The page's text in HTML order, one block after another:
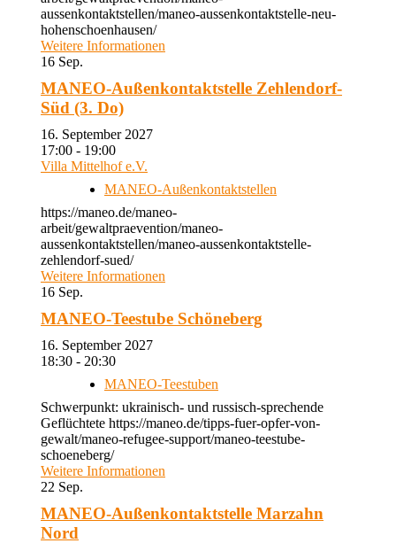
aussenkontaktstellen/maneo-aussenkontaktstelle-neu-
hohenschoenhausen/
Weitere Informationen
16 Sep.
MANEO-Außenkontaktstelle Zehlendorf-
Süd (3. Do)
16. September 2027
17:00 - 19:00
Villa Mittelhof e.V.
MANEO-Außenkontaktstellen
https://maneo.de/maneo-
arbeit/gewaltpraevention/maneo-
aussenkontaktstellen/maneo-aussenkontaktstelle-
zehlendorf-sued/
Weitere Informationen
16 Sep.
MANEO-Teestube Schöneberg
16. September 2027
18:30 - 20:30
MANEO-Teestuben
Schwerpunkt: ukrainisch- und russisch-sprechende
Geflüchtete https://maneo.de/tipps-fuer-opfer-von-
gewalt/maneo-refugee-support/maneo-teestube-
schoeneberg/
Weitere Informationen
22 Sep.
MANEO-Außenkontaktstelle Marzahn
Nord